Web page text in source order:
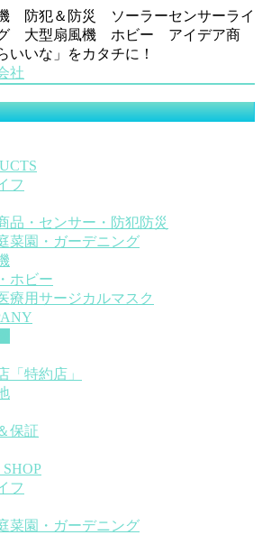
防犯＆防災 ソーラーセンサーライ
大型扇風機 ホビー アイデア商
いな」をカタチに！
フ
品・センサー・防犯防災
菜園・ガーデニング
ホビー
療用サージカルマスク
「特約店」
保証
フ
菜園・ガーデニング